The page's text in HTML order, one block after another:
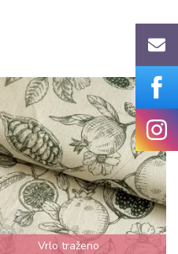
Vrlo traženo